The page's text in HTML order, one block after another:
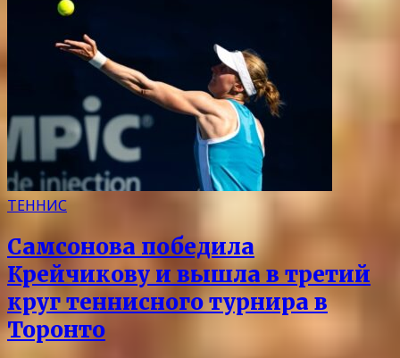
ТЕННИС
Самсонова победила
Крейчикову и вышла в третий
круг теннисного турнира в
Торонто